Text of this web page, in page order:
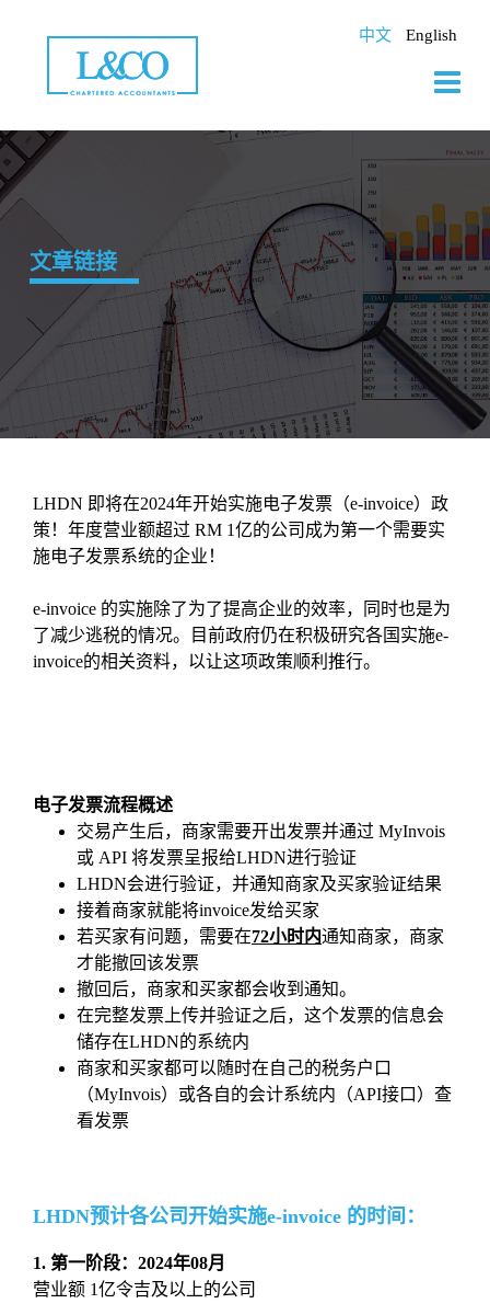
中文 English
文章链接
LHDN 即将在2024年开始实施电子发票（e-invoice）政
策！年度营业额超过 RM 1亿的公司成为第一个需要实
施电子发票系统的企业！
e-invoice 的实施除了为了提高企业的效率，同时也是为
了减少逃税的情况。目前政府仍在积极研究各国实施e-
invoice的相关资料，以让这项政策顺利推行。
电子发票流程概述
交易产生后，商家需要开出发票并通过 MyInvois
或 API 将发票呈报给LHDN进行验证
LHDN会进行验证，并通知商家及买家验证结果
接着商家就能将invoice发给买家
若买家有问题，需要在72小时内通知商家，商家
才能撤回该发票
撤回后，商家和买家都会收到通知。
在完整发票上传并验证之后，这个发票的信息会
储存在LHDN的系统内
商家和买家都可以随时在自己的税务户口
（MyInvois）或各自的会计系统内（API接口）查
看发票
LHDN预计各公司开始实施e-invoice 的时间：
1. 第一阶段：2024年08月
营业额 1亿令吉及以上的公司